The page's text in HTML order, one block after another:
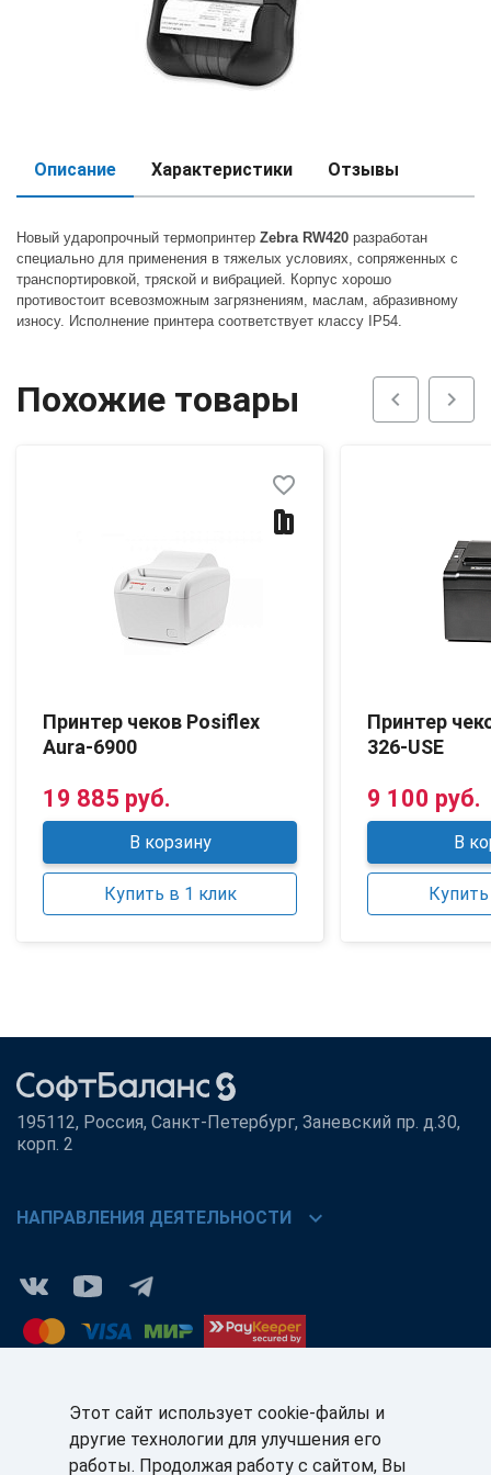
Описание Характеристики Отзывы
Новый ударопрочный термопринтер Zebra RW420 разработан
специально для применения в тяжелых условиях, сопряженных с
транспортировкой, тряской и вибрацией. Корпус хорошо
противостоит всевозможным загрязнениям, маслам, абразивному
износу. Исполнение принтера соответствует классу IP54.
Похожие товары chevron_left chevron_right
Принтер чеков Posiflex
Aura-6900
favorite_border
19 885 руб.
В корзину
Купить в 1 клик
Принтер
326-USE
9 100 руб.
В
195112, Россия, Санкт-Петербург, Заневский пр. д.30,
корп. 2
НАПРАВЛЕНИЯ ДЕЯТЕЛЬНОСТИ chevron_right
КЛИЕНТАМ:
ПАРТНЁРАМ:
Этот сайт использует cookie-файлы и
другие технологии для улучшения его
работы. Продолжая работу с сайтом, Вы